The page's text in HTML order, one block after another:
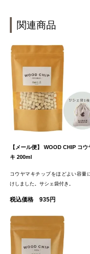
関連商品
【メール便】 WOOD CHIP コウ
キ 200ml
コウヤマキチップをほどよい容量
けしました。サシェ袋付き。
税込価格 935円